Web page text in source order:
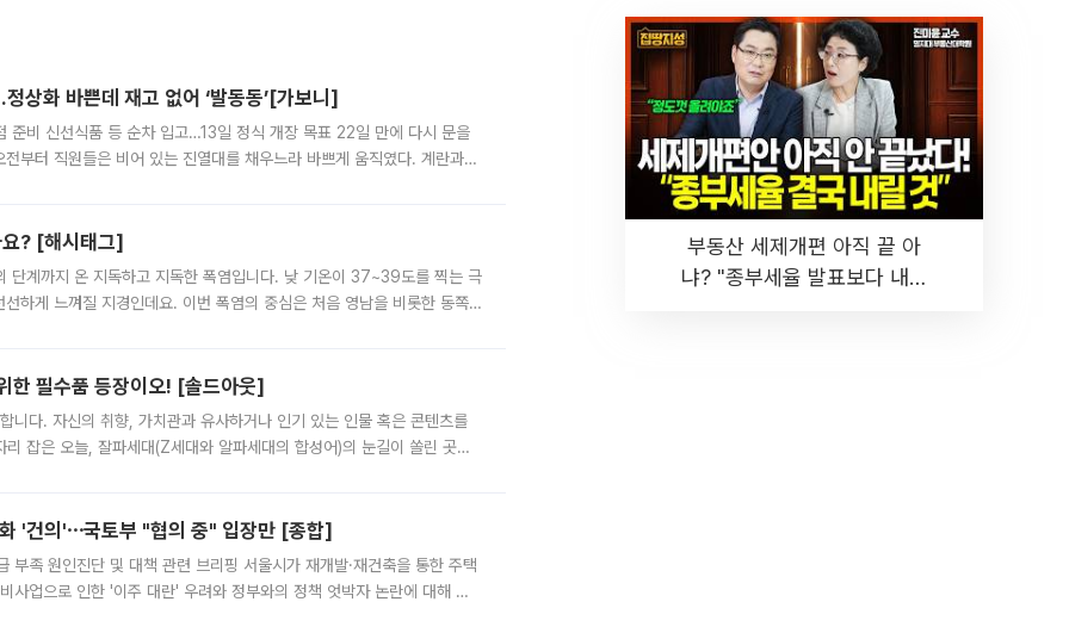
상화 바쁜데 재고 없어 ‘발동동’[가보니]
준비 신선식품 등 순차 입고…13일 정식 개장 목표 22일 만에 다시 문을
부터 직원들은 비어 있는 진열대를 채우느라 바쁘게 움직였다. 계란과
? [해시태그]
단계까지 온 지독하고 지독한 폭염입니다. 낮 기온이 37~39도를 찍는 극
하게 느껴질 지경인데요. 이번 폭염의 중심은 처음 영남을 비롯한 동쪽
한 필수품 등장이오! [솔드아웃]
니다. 자신의 취향, 가치관과 유사하거나 인기 있는 인물 혹은 콘텐츠를
잡은 오늘, 잘파세대(Z세대와 알파세대의 합성어)의 눈길이 쏠린 곳은
'건의'⋯국토부 "협의 중" 입장만 [종합]
부족 원인진단 및 대책 관련 브리핑 서울시가 재개발·재건축을 통한 주택
사업으로 인한 '이주 대란' 우려와 정부와의 정책 엇박자 논란에 대해 정
부동산 세제개편 아직 끝 아
냐? "종부세율 발표보다 내릴